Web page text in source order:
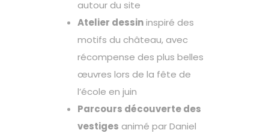
autour du site
Atelier dessininspiré des
motifs du château, avec
récompense des plus belles
œuvres lors de la fête de
l’école en juin
Parcours découverte des
vestiges animé par Daniel